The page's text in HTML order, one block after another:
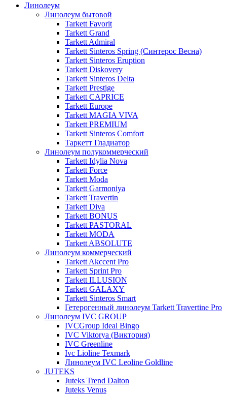
Линолеум
Линолеум бытовой
Tarkett Favorit
Tarkett Grand
Tarkett Admiral
Tarkett Sinteros Spring (Синтерос Весна)
Tarkett Sinteros Eruption
Tarkett Diskovery
Tarkett Sinteros Delta
Tarkett Prestige
Tarkett CAPRICE
Tarkett Europe
Tarkett MAGIA VIVA
Tarkett PREMIUM
Tarkett Sinteros Comfort
Таркетт Гладиатор
Линолеум полукоммерческий
Tarkett Idylia Nova
Tarkett Force
Tarkett Moda
Tarkett Garmoniya
Tarkett Travertin
Tarkett Diva
Tarkett BONUS
Tarkett PASTORAL
Tarkett MODA
Tarkett ABSOLUTE
Линолеум коммерческий
Tarkett Akccent Pro
Tarkett Sprint Pro
Tarkett ILLUSION
Tarkett GALAXY
Tarkett Sinteros Smart
Гетерогенный линолеум Tarkett Travertine Pro
Линолеум IVC GROUP
IVCGroup Ideal Bingo
IVC Viktorya (Виктория)
IVC Greenline
Ivc Lioline Texmark
Линолеум IVC Leoline Goldline
JUTEKS
Juteks Trend Dalton
Juteks Venus